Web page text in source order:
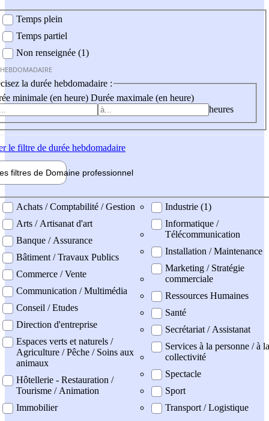
Temps plein
Temps partiel
Non renseignée (1)
la durée hebdomadaire :
minimale (en heure) Durée maximale (en heure)
heures
le filtre de durée hebdomadaire
filtres de Domaine professionnel
professionel
Achats / Comptabilité / Gestion
Arts / Artisanat d'art
Banque / Assurance
Bâtiment / Travaux Publics
Commerce / Vente
Communication / Multimédia
Conseil / Etudes
Direction d'entreprise
Espaces verts et naturels /
Agriculture / Pêche / Soins aux
animaux
Hôtellerie - Restauration /
Tourisme / Animation
Immobilier
Industrie (1)
Informatique /
Télécommunication
Installation / Maintenance
Marketing / Stratégie
commerciale
Ressources Humaines
Santé
Secrétariat / Assistanat
Services à la personne / à la
collectivité
Spectacle
Sport
Transport / Logistique